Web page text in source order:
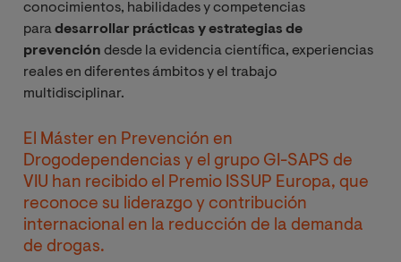
conocimientos, habilidades y competencias
paradesarrollar prácticas y estrategias de
prevención desde la evidencia científica, experiencias
reales en diferentes ámbitos y el trabajo
multidisciplinar.
El Máster en Prevención en
Drogodependencias y el grupo GI-SAPS de
VIU han recibido el Premio ISSUP Europa, que
reconoce su liderazgo y contribución
internacional en la reducción de la demanda
de drogas.